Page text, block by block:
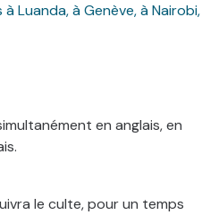
Luanda, à Genève, à Nairobi,
en anglais, en
le culte, pour un temps